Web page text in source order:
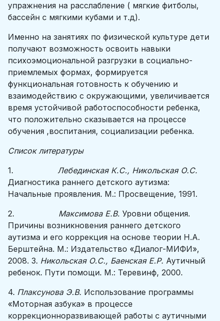
упражнения на расслабление ( мягкие фитболы,
бассейн с мягкими кубами и т.д).
Именно на занятиях по физической культуре дети
получают возможность освоить навыки
психоэмоциональной разгрузки в социально-
приемлемых формах, формируется
функциональная готовность к обучению и
взаимодействию с окружающими, увеличивается
время устойчивой работоспособности ребенка,
что положительно сказывается на процессе
обучения ,воспитания, социализации ребенка.
Список литературы
1. Лебединская К.С., Никольская О.С.
Диагностика раннего детского аутизма:
Начальные проявления. М.: Просвещение, 1991.
2. Максимова Е.В. Уровни общения.
Причины возникновения раннего детского
аутизма и его коррекция на основе теории Н.А.
Берштейна. М.: Издательство «Диалог-МИФИ»,
2008. 3. Никольская О.С., Баенская Е.Р. Аутичный
ребенок. Пути помощи. М.: Теревинф, 2000.
4. Плаксунова Э.В. Использование программы
«Моторная азбука» в процессе
коррекционноразвивающей работы с аутичными